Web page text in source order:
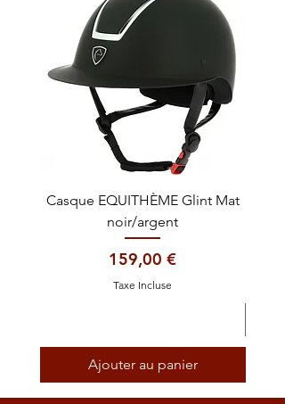
Casque EQUITHÈME Glint Mat
noir/argent
Prix
159,00 €
Taxe Incluse
Ajouter au panier